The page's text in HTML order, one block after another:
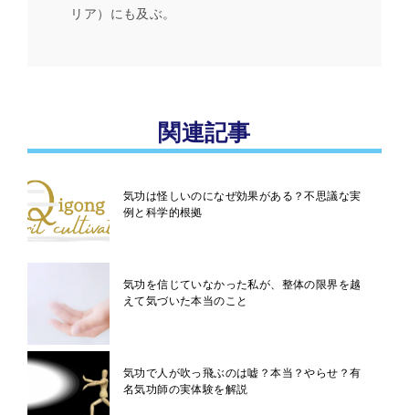
リア）にも及ぶ。
関連記事
気功は怪しいのになぜ効果がある？不思議な実
例と科学的根拠
気功を信じていなかった私が、整体の限界を越
えて気づいた本当のこと
気功で人が吹っ飛ぶのは嘘？本当？やらせ？有
名気功師の実体験を解説